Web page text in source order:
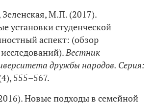
М.П. (2017).
установки студенческой
аспект: (обзор
Вестник
дружбы народов. Серия:
555–567.
Новые подходы в семейной